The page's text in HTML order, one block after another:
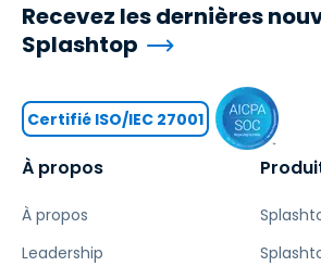
À propos
À propos
Leadership
Recevez les dernières
Splashtop
Certifié ISO/IEC 27001